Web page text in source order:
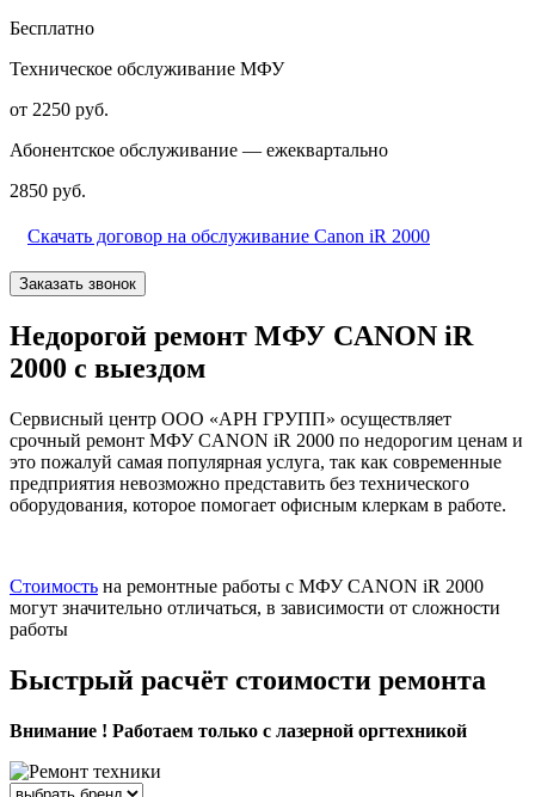
Бесплатно
Техническое обслуживание МФУ
от 2250 руб.
Абонентское обслуживание — ежеквартально
2850 руб.
Скачать договор на обслуживание Canon iR 2000
Заказать звонок
Недорогой ремонт МФУ CANON iR
2000 с выездом
Сервисный центр ООО «АРН ГРУПП» осуществляет
срочный ремонт МФУ CANON iR 2000 по недорогим ценам и
это пожалуй самая популярная услуга, так как современные
предприятия невозможно представить без технического
оборудования, которое помогает офисным клеркам в работе.
Стоимость на ремонтные работы с МФУ CANON iR 2000
могут значительно отличаться, в зависимости от сложности
работы
Быстрый расчёт стоимости ремонта
Внимание ! Работаем только с лазерной оргтехникой